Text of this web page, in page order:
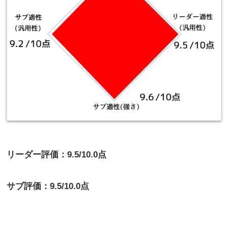
リーダー評価：9.5/10.0点
サブ評価：9.5/10.0点